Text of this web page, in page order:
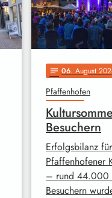
notes 06. August
Pfaffenhofen
Besuchern
Erfolgsbilanz
Pfaffenhofener
– rund 44.000
Besuchern